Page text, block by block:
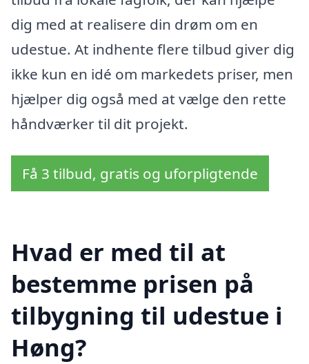
dig med at realisere din drøm om en
udestue. At indhente flere tilbud giver dig
ikke kun en idé om markedets priser, men
hjælper dig også med at vælge den rette
håndværker til dit projekt.
Få 3 tilbud, gratis og uforpligtende
Hvad er med til at
bestemme prisen på
tilbygning til udestue i
Høng?